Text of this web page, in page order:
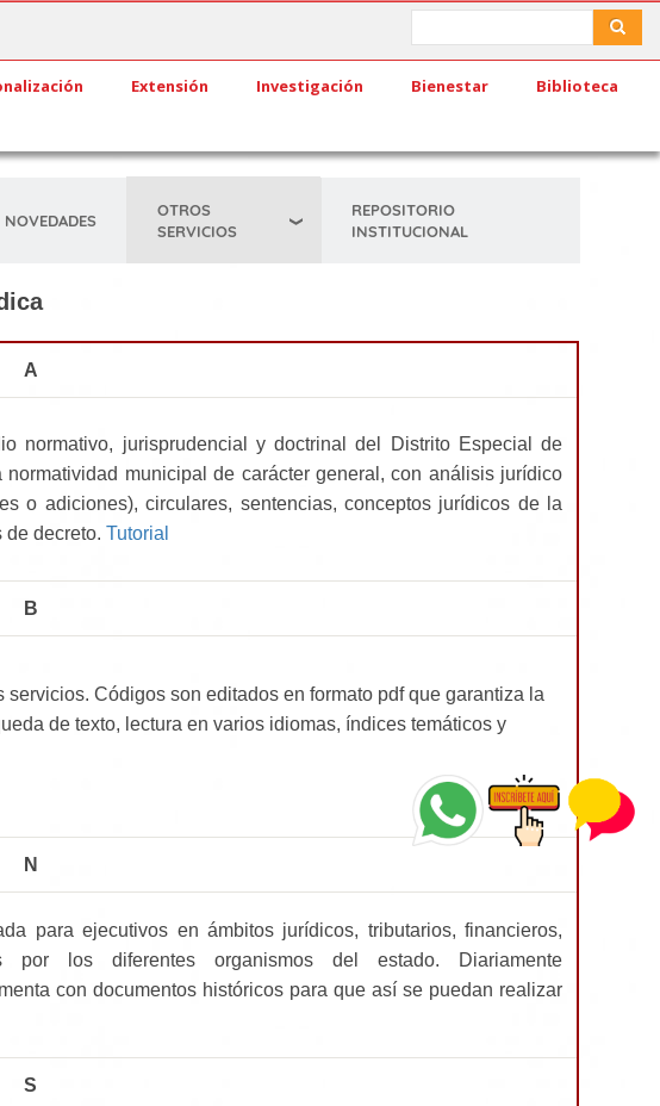
Extensión Investigación Bienestar Biblioteca
NOVEDADES
OTROS
SERVICIOS
REPOSITORIO
INSTITUCIONAL
A
normativo, jurisprudencial y doctrinal del Distrito Especial de
municipal de carácter general, con análisis jurídico
o adiciones), circulares, sentencias, conceptos jurídicos de la
de decreto.Tutorial
B
Códigos son editados en formato pdf que garantiza la
de texto, lectura en varios idiomas, índices temáticos y
N
para ejecutivos en ámbitos jurídicos, tributarios, financieros,
por los diferentes organismos del estado. Diariamente
con documentos históricos para que así se puedan realizar
S